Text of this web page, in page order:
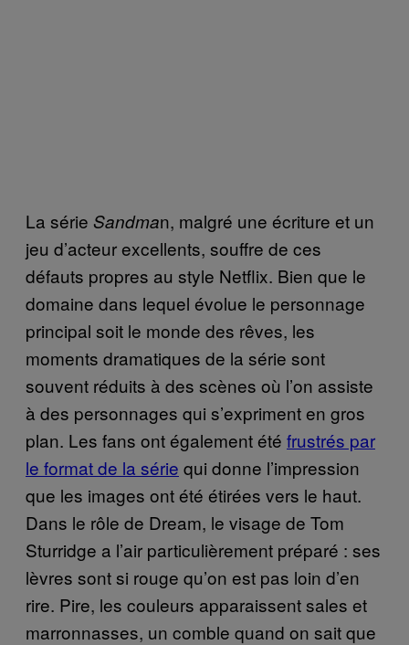
La série Sandman, malgré une écriture et un
jeu d’acteur excellents, souffre de ces
défauts propres au style Netflix. Bien que le
domaine dans lequel évolue le personnage
principal soit le monde des rêves, les
moments dramatiques de la série sont
souvent réduits à des scènes où l’on assiste
à des personnages qui s’expriment en gros
plan. Les fans ont également été frustrés par
le format de la série qui donne l’impression
que les images ont été étirées vers le haut.
Dans le rôle de Dream, le visage de Tom
Sturridge a l’air particulièrement préparé : ses
lèvres sont si rouge qu’on est pas loin d’en
rire. Pire, les couleurs apparaissent sales et
marronnasses, un comble quand on sait que